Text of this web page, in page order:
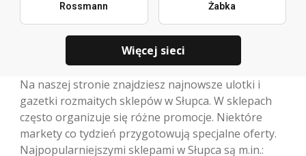
Rossmann Żabka
Więcej sieci
Na naszej stronie znajdziesz najnowsze ulotki i
gazetki rozmaitych sklepów w Słupca. W sklepach
często organizuje się różne promocje. Niektóre
markety co tydzień przygotowują specjalne oferty.
Najpopularniejszymi sklepami w Słupca są m.in.: